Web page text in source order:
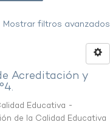
Mostrar filtros avanzados
Acreditación y
Educativa -
de la Calidad Educativa